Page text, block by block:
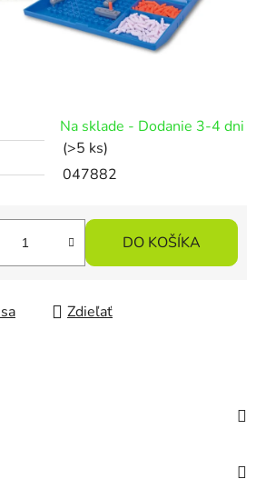
Na sklade - Dodanie 3-4 dni
(>5 ks)
047882
DO KOŠÍKA
Zdieľať